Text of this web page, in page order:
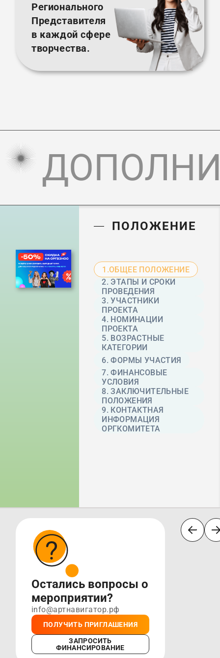
Регионального
Представителя
в каждой сфере
творчества.
ПОЛОЖЕНИЕ
1.ОБЩЕЕ ПОЛОЖЕНИЕ
2. ЭТАПЫ И СРОКИ
ПРОВЕДЕНИЯ
3. УЧАСТНИКИ
ПРОЕКТА
4. НОМИНАЦИИ
ПРОЕКТА
5. ВОЗРАСТНЫЕ
КАТЕГОРИИ
6. ФОРМЫ УЧАСТИЯ
7. ФИНАНСОВЫЕ
УСЛОВИЯ
8. ЗАКЛЮЧИТЕЛЬНЫЕ
ПОЛОЖЕНИЯ
9. КОНТАКТНАЯ
ИНФОРМАЦИЯ
ОРГКОМИТЕТА
Остались вопросы о
мероприятии?
info@артнавигатор.рф
ПОЛУЧИТЬ ПРИГЛАШЕНИЯ
ЗАПРОСИТЬ
ФИНАНСИРОВАНИЕ